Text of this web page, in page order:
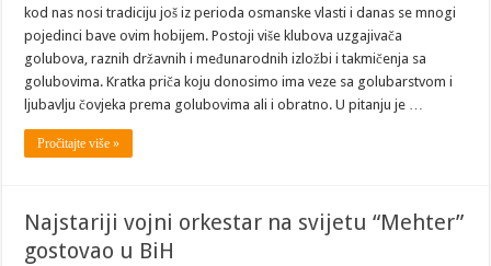
kod nas nosi tradiciju još iz perioda osmanske vlasti i danas se mnogi
pojedinci bave ovim hobijem. Postoji više klubova uzgajivača
golubova, raznih državnih i međunarodnih izložbi i takmičenja sa
golubovima. Kratka priča koju donosimo ima veze sa golubarstvom i
ljubavlju čovjeka prema golubovima ali i obratno. U pitanju je …
Pročitajte više »
Najstariji vojni orkestar na svijetu “Mehter”
gostovao u BiH